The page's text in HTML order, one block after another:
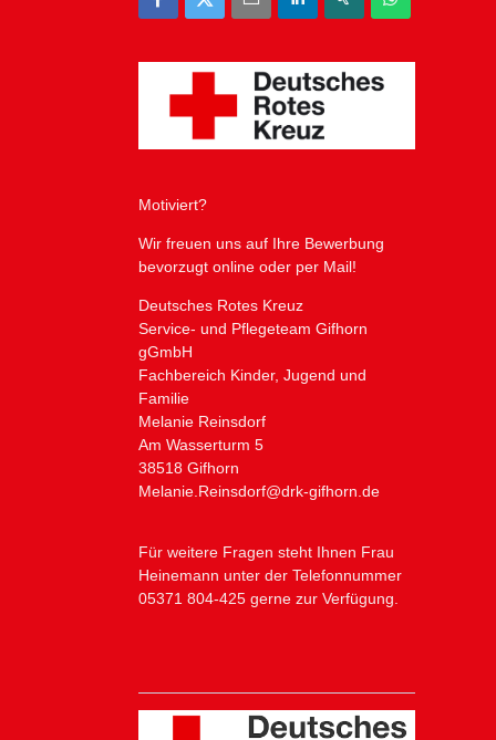
Motiviert?
Wir freuen uns auf Ihre Bewerbung
bevorzugt online oder per Mail!
Deutsches Rotes Kreuz
Service- und Pflegeteam Gifhorn
gGmbH
Fachbereich Kinder, Jugend und
Familie
Melanie Reinsdorf
Am Wasserturm 5
38518 Gifhorn
Melanie.Reinsdorf@drk-gifhorn.de
Für weitere Fragen steht Ihnen Frau
Heinemann unter der Telefonnummer
05371 804-425 gerne zur Verfügung.